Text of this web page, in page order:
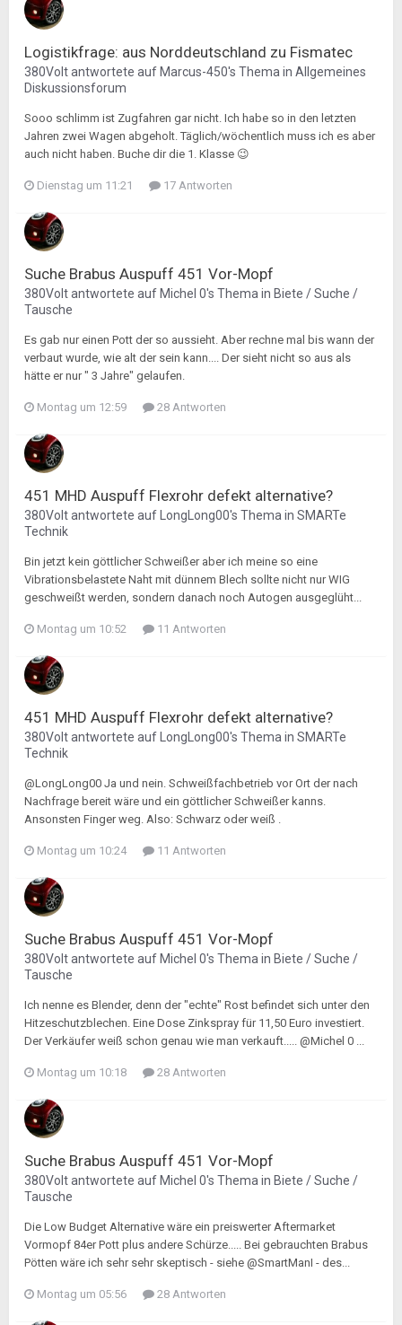
Logistikfrage: aus Norddeutschland zu Fismatec
380Voltantwortete auf Marcus-450's Thema in Allgemeines
Diskussionsforum
Sooo schlimm ist Zugfahren gar nicht. Ich habe so in den letzten
Jahren zwei Wagen abgeholt. Täglich/wöchentlich muss ich es aber
auch nicht haben. Buche dir die 1. Klasse 😉
Dienstag um 11:21 17 Antworten
Suche Brabus Auspuff 451 Vor-Mopf
380Voltantwortete auf Michel 0's Thema in Biete / Suche /
Tausche
Es gab nur einen Pott der so aussieht. Aber rechne mal bis wann der
verbaut wurde, wie alt der sein kann.... Der sieht nicht so aus als
hätte er nur " 3 Jahre" gelaufen.
Montag um 12:59 28 Antworten
451 MHD Auspuff Flexrohr defekt alternative?
380Voltantwortete auf LongLong00's Thema in SMARTe
Technik
Bin jetzt kein göttlicher Schweißer aber ich meine so eine
Vibrationsbelastete Naht mit dünnem Blech sollte nicht nur WIG
geschweißt werden, sondern danach noch Autogen ausgeglüht...
Montag um 10:52 11 Antworten
451 MHD Auspuff Flexrohr defekt alternative?
380Voltantwortete auf LongLong00's Thema in SMARTe
Technik
@LongLong00 Ja und nein. Schweißfachbetrieb vor Ort der nach
Nachfrage bereit wäre und ein göttlicher Schweißer kanns.
Ansonsten Finger weg. Also: Schwarz oder weiß .
Montag um 10:24 11 Antworten
Suche Brabus Auspuff 451 Vor-Mopf
380Voltantwortete auf Michel 0's Thema in Biete / Suche /
Tausche
Ich nenne es Blender, denn der "echte" Rost befindet sich unter den
Hitzeschutzblechen. Eine Dose Zinkspray für 11,50 Euro investiert.
Der Verkäufer weiß schon genau wie man verkauft..... @Michel 0 ...
Montag um 10:18 28 Antworten
Suche Brabus Auspuff 451 Vor-Mopf
380Voltantwortete auf Michel 0's Thema in Biete / Suche /
Tausche
Die Low Budget Alternative wäre ein preiswerter Aftermarket
Vormopf 84er Pott plus andere Schürze..... Bei gebrauchten Brabus
Pötten wäre ich sehr sehr skeptisch - siehe @SmartManI - des...
Montag um 05:56 28 Antworten